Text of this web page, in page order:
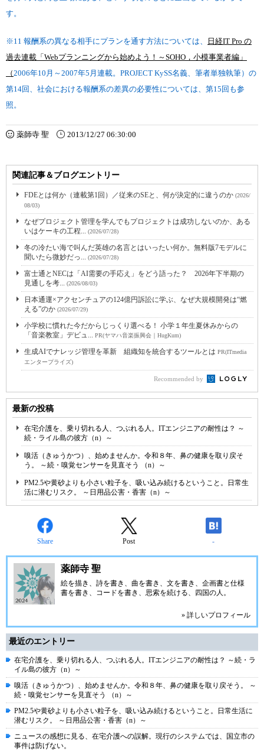
す。
※11 報酬系の異なる相手にプランを通す方法については、
日経IT Pro の
過去連載「Webプランニングから始めよう！～SOHO，小模事業者編」
（2006年10月～2007年5月連載。PROJECT KySS名義、筆者単独執筆）の
第14回、社会における報酬系の差異の必要性については、第15回も参
照。
薬師寺 聖 2013/12/27 06:30:00
関連記事＆ブログエントリー
FDEとは何か（連載第1回）／従来のSEと、何が決定的に違うのか (2026/
08/03)
なぜプロジェクト管理を学んでもプロジェクトは成功しないのか、ある
いはケーキの工程... (2026/07/28)
冬の冷たい海で叫んだ英雄の名言とはいったい何か。無料版7モデルに
聞いたら微妙だっ... (2026/07/28)
富士通とNECは「AI需要の手応え」をどう語った？ 2026年下半期の
見通しを考... (2026/08/03)
日本通運×アクセンチュアの124億円訴訟に学ぶ、なぜ大規模開発は“燃
える”のか (2026/07/29)
小学校に慣れた今だからじっくり選べる！ 小学１年生夏休みからの
「音楽教室」デビュ... PR(ヤマハ音楽振興会｜HugKum)
生成AIでナレッジ管理を革新 組織知を統合するツールとは PR(ITmedia
エンタープライズ)
Recommended by
最新の投稿
在宅介護を、乗り切れる人、つぶれる人。ITエンジニアの耐性は？ ～
続・ライル島の彼方（n）～
嗅活（きゅうかつ）、始めませんか。令和８年、鼻の健康を取り戻そ
う。 ～続・嗅覚センサーを見直そう （n）～
PM2.5や黄砂よりも小さい粒子を、吸い込み続けるということ。日常生
活に潜むリスク。 ～日用品公害・香害（n）～
Share Post -
薬師寺 聖
絵を描き、詩を書き、曲を書き、文を書き、企画書と仕様
書を書き、コードを書き、思索を続ける、四国の人。
» 詳しいプロフィール
最近のエントリー
在宅介護を、乗り切れる人、つぶれる人。ITエンジニアの耐性は？ ～続・ラ
イル島の彼方（n）～
嗅活（きゅうかつ）、始めませんか。令和８年、鼻の健康を取り戻そう。 ～
続・嗅覚センサーを見直そう （n）～
PM2.5や黄砂よりも小さい粒子を、吸い込み続けるということ。日常生活に
潜むリスク。 ～日用品公害・香害（n）～
ニュースの感想に見る、在宅介護への誤解。現行のシステムでは、国立市の
事件は防げない。